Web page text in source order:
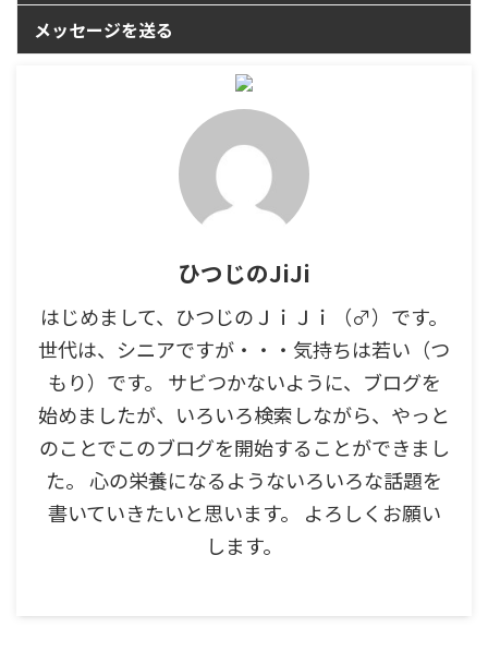
メッセージを送る
ひつじのJiJi
はじめまして、ひつじのＪｉＪｉ（♂）です。
世代は、シニアですが・・・気持ちは若い（つ
もり）です。 サビつかないように、ブログを
始めましたが、いろいろ検索しながら、やっと
のことでこのブログを開始することができまし
た。 心の栄養になるようないろいろな話題を
書いていきたいと思います。 よろしくお願い
します。